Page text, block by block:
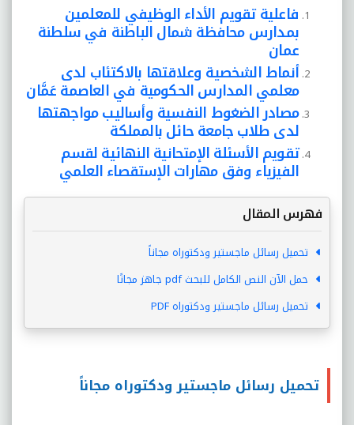
فاعلية تقويم الأداء الوظيفي للمعلمين
بمدارس محافظة شمال الباطنة في سلطنة
عمان
أنماط الشخصية وعلاقتها بالاكتئاب لدى
معلمي المدارس الحكومية في العاصمة عَمَّان
مصادر الضغوط النفسية وأساليب مواجهتها
لدى طلاب جامعة حائل بالمملكة
تقويم الأسئلة الإمتحانية النهائية لقسم
الفيزياء وفق مهارات الإستقصاء العلمي
فهرس المقال
تحميل رسائل ماجستير ودكتوراه مجاناً
حمل الآن النص الكامل للبحث pdf جاهز مجانًا
تحميل رسائل ماجستير ودكتوراه PDF
تحميل رسائل ماجستير ودكتوراه مجاناً